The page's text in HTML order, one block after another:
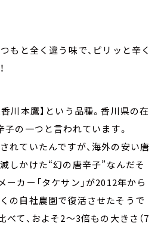
もと全く違う味で、ピリッと辛く
川本鷹】という品種。香川県の在
子の一つと言われています。
れていたんですが、海外の安い唐
しかけた“幻の唐辛子”なんだそ
ーカー「タケサン」が2012年から
の自社農園で復活させたそうで
べて、およそ2～3倍もの大きさ（7